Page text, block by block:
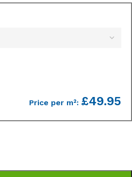
Price per m²: £49.95